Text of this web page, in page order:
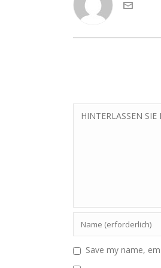
Save my name,